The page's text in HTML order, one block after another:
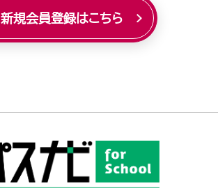
新規会員登録はこちら